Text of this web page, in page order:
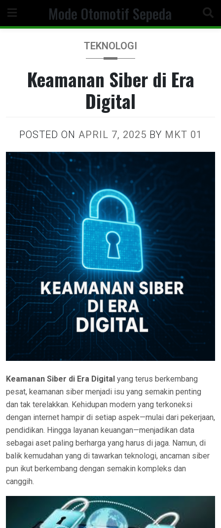
content
Mode Otomotif Sepeda
TEKNOLOGI
Keamanan Siber di Era
Digital
POSTED ON APRIL 7, 2025 BY MKT 01
Keamanan Siber di Era Digital yang terus berkembang
pesat, keamanan siber menjadi isu yang semakin penting
dan tak terelakkan. Kehidupan modern yang terkoneksi
dengan internet hampir di setiap aspek—mulai dari pekerjaan,
pendidikan. Hingga layanan keuangan—menjadikan data
sebagai aset paling berharga yang harus di jaga. Namun, di
balik kemudahan yang di tawarkan teknologi, ancaman siber
pun ikut berkembang dengan semakin kompleks dan
canggih.